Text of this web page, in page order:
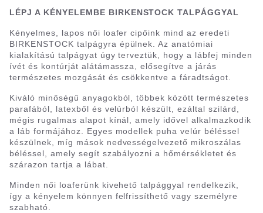
LÉPJ A KÉNYELEMBE BIRKENSTOCK TALPÁGGYAL
Kényelmes, lapos női loafer cipőink mind az eredeti
BIRKENSTOCK talpágyra épülnek. Az anatómiai
kialakítású talpágyat úgy terveztük, hogy a lábfej minden
ívét és kontúrját alátámassza, elősegítve a járás
természetes mozgását és csökkentve a fáradtságot.
Kiváló minőségű anyagokból, többek között természetes
parafából, latexből és velúrból készült, ezáltal szilárd,
mégis rugalmas alapot kínál, amely idővel alkalmazkodik
a láb formájához. Egyes modellek puha velúr béléssel
készülnek, míg mások nedvességelvezető mikroszálas
béléssel, amely segít szabályozni a hőmérsékletet és
szárazon tartja a lábat.
Minden női loaferünk kivehető talpággyal rendelkezik,
így a kényelem könnyen felfrissíthető vagy személyre
szabható.